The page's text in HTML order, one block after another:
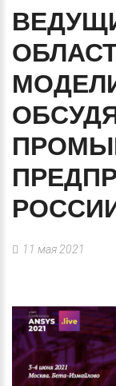
11 мая 2021